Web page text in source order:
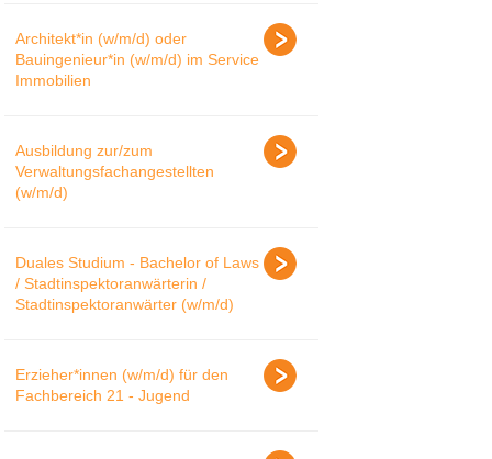
Architekt*in (w/m/d) oder
Bauingenieur*in (w/m/d) im Service
Immobilien
Ausbildung zur/zum
Verwaltungsfachangestellten
(w/m/d)
Duales Studium - Bachelor of Laws
/ Stadtinspektoranwärterin /
Stadtinspektoranwärter (w/m/d)
Erzieher*innen (w/m/d) für den
Fachbereich 21 - Jugend